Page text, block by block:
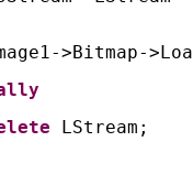
>Bitmap-
LStream;